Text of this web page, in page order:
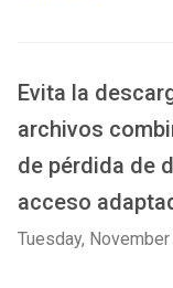
Evita la
archivos
de pérdida de
acceso
Tuesday,